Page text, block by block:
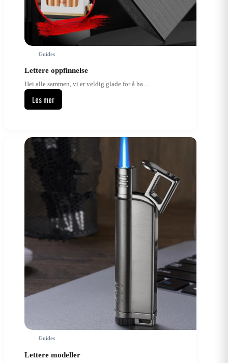
Guides
Lettere oppfinnelse
Hei alle sammen, vi er veldig glade for å ha…
Les mer
Lettere
Guides
Lettere modeller